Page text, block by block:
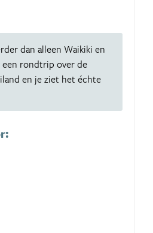
dan alleen Waikiki en
een rondtrip over de
en je ziet het échte